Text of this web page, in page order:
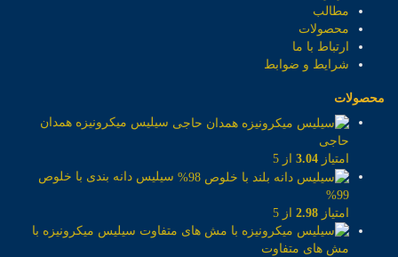
مطالب
محصولات
ارتباط با ما
شرایط و ضوابط
محصولات
سیلیس میکرونیزه همدان
حاجی
امتیاز3.04از 5
سیلیس دانه بندی با خلوص
امتیاز2.98از 5
سیلیس میکرونیزه با
مش های متفاوت